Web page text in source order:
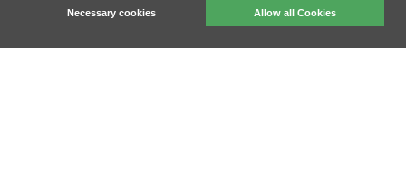
Necessary cookies Allow all Cookies